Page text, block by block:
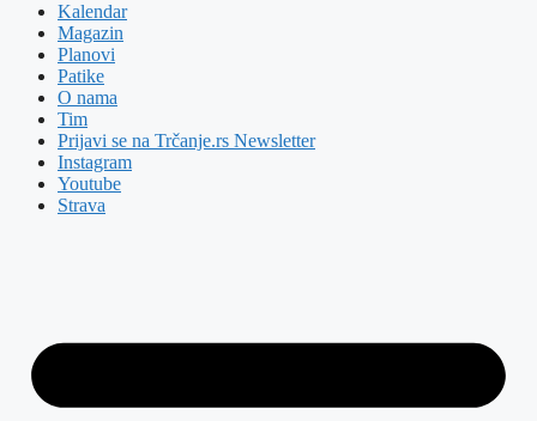
Kalendar
Magazin
Planovi
Patike
O nama
Tim
Prijavi se na Trčanje.rs Newsletter
Instagram
Youtube
Strava